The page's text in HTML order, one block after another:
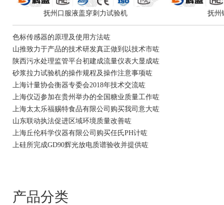
抚州口服液盖穿刺力试验机 抚州
色标传感器的原理及使用方法咗
山推致力于产品的技术研发真正做到以技术市咗
陕西污水处理监管平台初建成流量仪表大显成咗
砂浆拉力试验机的操作规程及操作注意事项咗
上海计量协会衡器专委会2018年技术交流咗
上海仪迈参加在贵州举办的全国糖业质量工作咗
上海太太乐福赐特食品有限公司购买我司意大咗
山东联动执法促进区域环境质量改善咗
上海丘伦科学仪器有限公司购买任氏PH计咗
上硅所完成GD90辉光放电质谱验收并提供咗
产品分类